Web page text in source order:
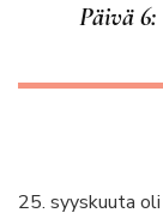
Päivä 6:
25. syyskuuta